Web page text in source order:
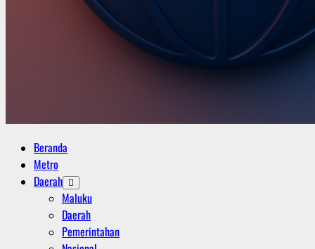
Primary
Menu
Beranda
Metro
Daerah
Maluku
Daerah
Pemerintahan